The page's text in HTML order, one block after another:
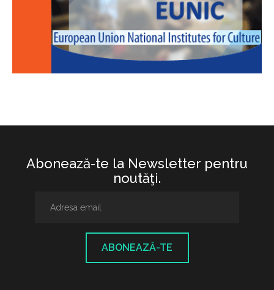
Abonează-te la Newsletter pentru
noutăţi.
ABONEAZĂ-TE